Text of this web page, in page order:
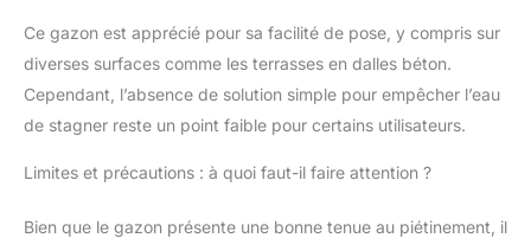
éliminer le surplus. Pensez également à
vous fournir tous les accessoires de pose
Ce gazon est apprécié pour sa facilité de pose, y compris sur
diverses surfaces comme les terrasses en dalles béton.
Cependant, l’absence de solution simple pour empêcher l’eau
de stagner reste un point faible pour certains utilisateurs.
Limites et précautions : à quoi faut-il faire attention ?
Bien que le gazon présente une bonne tenue au piétinement, il